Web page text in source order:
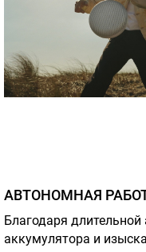
АВТОНОМНАЯ
Благодаря
аккумулятора и